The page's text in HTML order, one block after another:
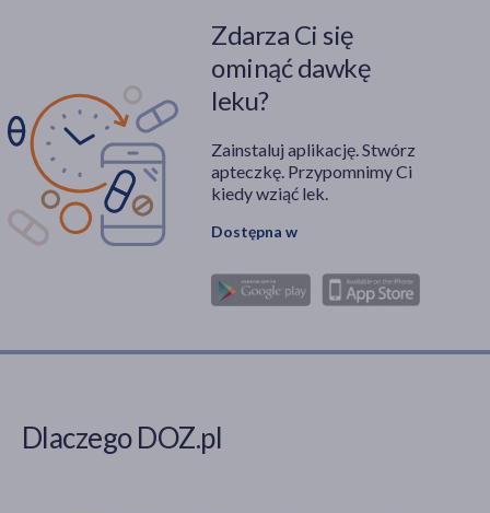
Zdarza Ci się
ominąć dawkę
leku?
Zainstaluj aplikację. Stwórz
apteczkę. Przypomnimy Ci
kiedy wziąć lek.
Dostępna w
Dlaczego DOZ.pl